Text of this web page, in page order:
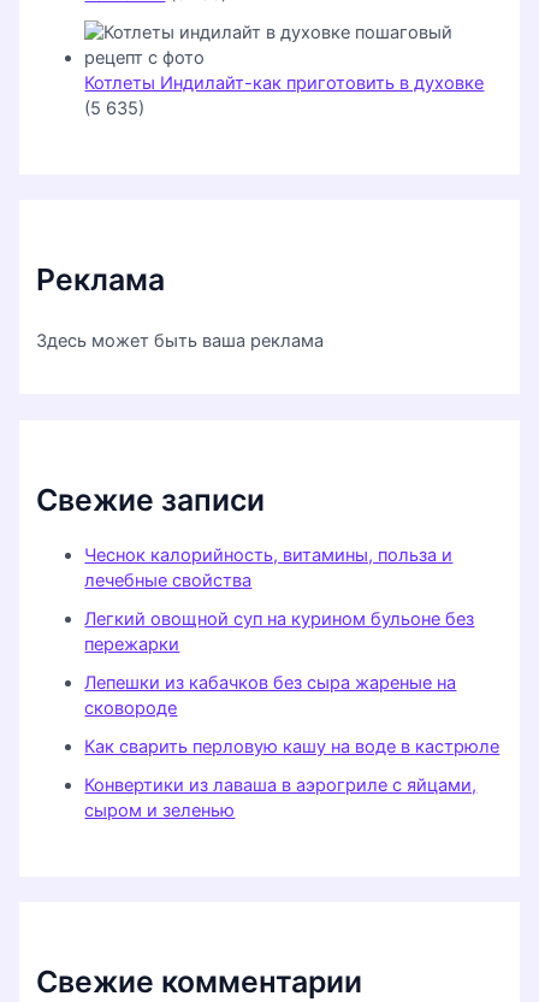
Котлеты Индилайт-как приготовить в духовке
(5 635)
Реклама
Здесь может быть ваша реклама
Свежие записи
Чеснок калорийность, витамины, польза и
лечебные свойства
Легкий овощной суп на курином бульоне без
пережарки
Лепешки из кабачков без сыра жареные на
сковороде
Как сварить перловую кашу на воде в кастрюле
Конвертики из лаваша в аэрогриле с яйцами,
сыром и зеленью
Свежие комментарии